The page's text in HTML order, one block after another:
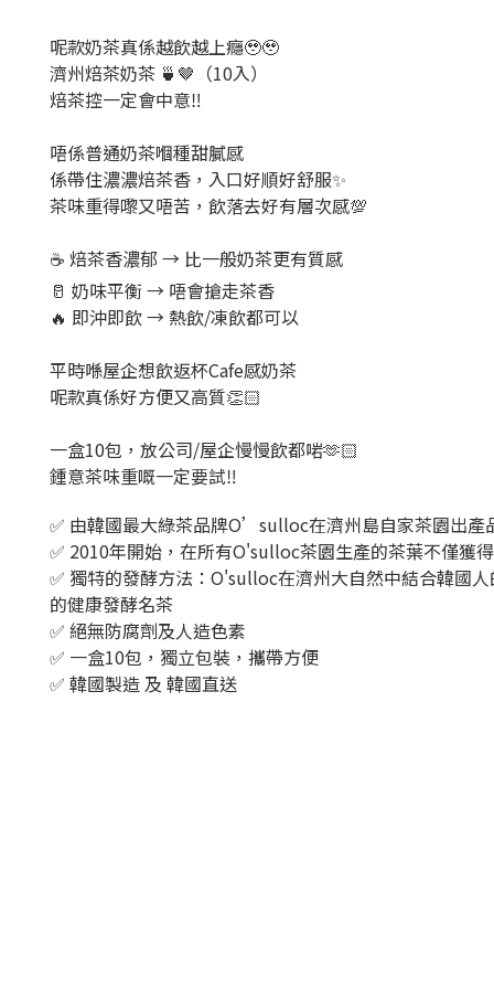
呢款奶茶真係越飲越上癮🥹🥹
濟州焙茶奶茶 🍵🤎（10入）
焙茶控一定會中意‼️
唔係普通奶茶嗰種甜膩感
係帶住濃濃焙茶香，入口好順好舒服✨
茶味重得嚟又唔苦，飲落去好有層次感💯
☕ 焙茶香濃郁 → 比一般奶茶更有質感
🥛 奶味平衡 → 唔會搶走茶香
🔥 即沖即飲 → 熱飲/凍飲都可以
平時喺屋企想飲返杯Cafe感奶茶
呢款真係好方便又高質👏🏻
一盒10包，放公司/屋企慢慢飲都啱🫶🏻
鍾意茶味重嘅一定要試‼️
✅ 由韓國最大綠茶品牌O’sulloc在濟州島自家茶園出產
✅ 2010年開始，在所有O'sulloc茶園生產的茶葉不僅獲
✅ 獨特的發酵方法：O'sulloc在濟州大自然中結合韓國
的健康發酵名茶
✅ 絕無防腐劑及人造色素
✅ 一盒10包，獨立包裝，攜帶方便
✅ 韓國製造 及 韓國直送